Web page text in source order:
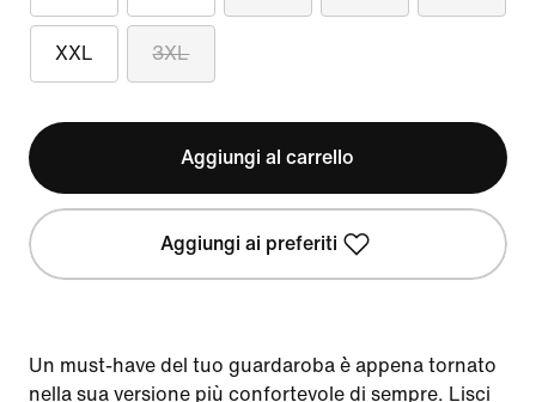
XXL 3XL
Aggiungi al carrello
Aggiungi ai preferiti
Un must-have del tuo guardaroba è appena tornato
nella sua versione più confortevole di sempre. Lisci